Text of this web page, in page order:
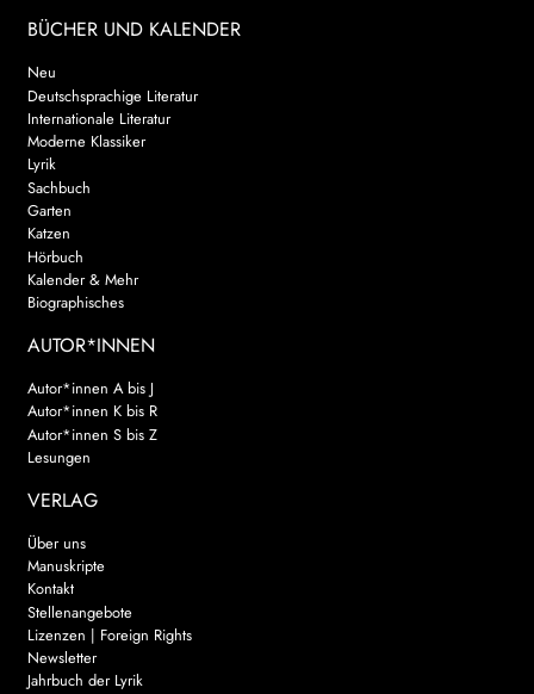
BÜCHER UND KALENDER
Neu
Deutschsprachige Literatur
Internationale Literatur
Moderne Klassiker
Lyrik
Sachbuch
Garten
Katzen
Hörbuch
Kalender & Mehr
Biographisches
AUTOR*INNEN
Autor*innen A bis J
Autor*innen K bis R
Autor*innen S bis Z
Lesungen
VERLAG
Über uns
Manuskripte
Kontakt
Stellenangebote
Lizenzen | Foreign Rights
Newsletter
Jahrbuch der Lyrik